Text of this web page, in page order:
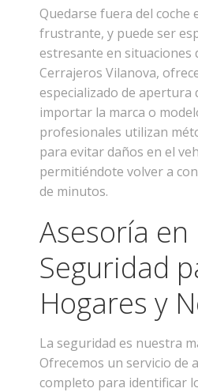
Quedarse fuera del coche
frustrante, y puede ser
estresante en situaciones
Cerrajeros Vilanova,
especializado de apertura
importar la marca o
profesionales utilizan
para evitar daños en el
permitiéndote volver a
de minutos.
Asesoría en
Seguridad
Hogares y
La seguridad es nuestra
Ofrecemos un servicio de
completo para identificar